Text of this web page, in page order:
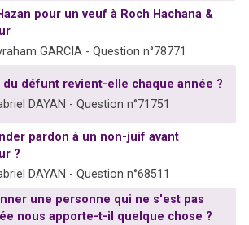
pour un veuf à Roch Hachana &
GARCIA - Question n°78771
du défunt revient-elle chaque année ?
DAYAN - Question n°71751
pardon à un non-juif avant
?
DAYAN - Question n°68511
une personne qui ne s'est pas
nous apporte-t-il quelque chose ?